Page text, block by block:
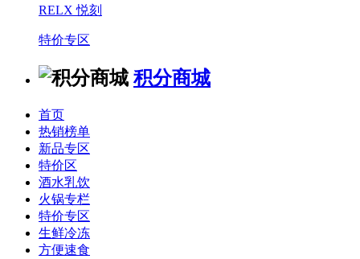
RELX 悦刻
特价专区
积分商城
首页
热销榜单
新品专区
特价区
酒水乳饮
火锅专栏
特价专区
生鲜冷冻
方便速食